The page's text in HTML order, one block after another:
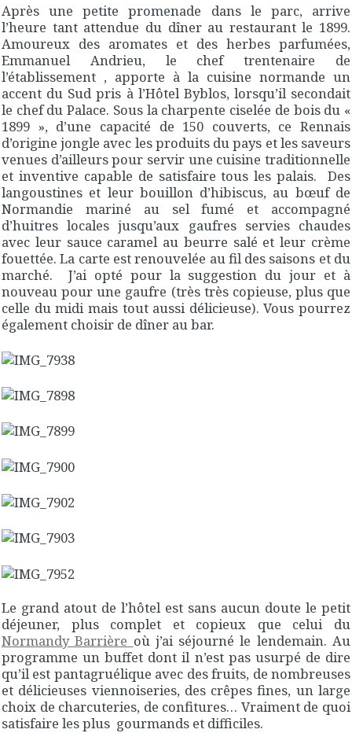
Après une petite promenade dans le parc, arrive
l’heure tant attendue du dîner au restaurant le 1899.
Amoureux des aromates et des herbes parfumées,
Emmanuel Andrieu, le chef trentenaire de
l’établissement , apporte à la cuisine normande un
accent du Sud pris à l’Hôtel Byblos, lorsqu’il secondait
le chef du Palace. Sous la charpente ciselée de bois du «
1899 », d’une capacité de 150 couverts, ce Rennais
d’origine jongle avec les produits du pays et les saveurs
venues d’ailleurs pour servir une cuisine traditionnelle
et inventive capable de satisfaire tous les palais. Des
langoustines et leur bouillon d’hibiscus, au bœuf de
Normandie mariné au sel fumé et accompagné
d’huitres locales jusqu’aux gaufres servies chaudes
avec leur sauce caramel au beurre salé et leur crème
fouettée. La carte est renouvelée au fil des saisons et du
marché. J’ai opté pour la suggestion du jour et à
nouveau pour une gaufre (très très copieuse, plus que
celle du midi mais tout aussi délicieuse). Vous pourrez
également choisir de dîner au bar.
Le grand atout de l’hôtel est sans aucun doute le petit
déjeuner, plus complet et copieux que celui du
Normandy Barrière où j’ai séjourné le lendemain. Au
programme un buffet dont il n’est pas usurpé de dire
qu’il est pantagruélique avec des fruits, de nombreuses
et délicieuses viennoiseries, des crêpes fines, un large
choix de charcuteries, de confitures… Vraiment de quoi
satisfaire les plus gourmands et difficiles.